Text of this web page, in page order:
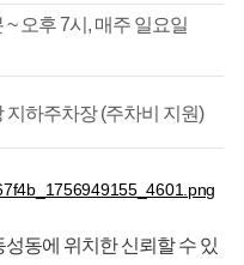
~ 오후 7시, 매주 일요일
지하주차장 (주차비 지원)
동에 위치한 신뢰할 수 있